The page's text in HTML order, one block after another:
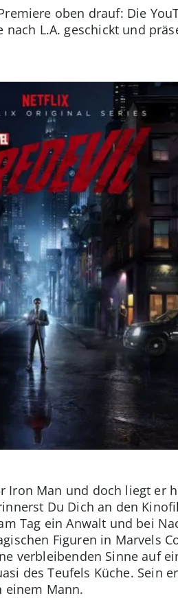
oben drauf: Die
L.A. geschickt und
Iron Man und doch liegt er
Du Dich an den
Tag ein Anwalt und bei
Figuren in Marvels
verbleibenden Sinne auf
des Teufels Küche. Sein
einem Mann.